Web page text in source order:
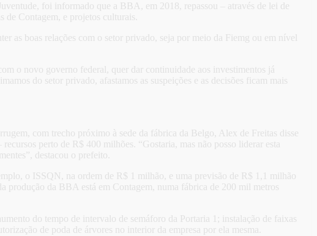
foi informado que a BBA, em 2018, repassou – através de lei de
de Contagem, e projetos culturais.
as boas relações com o setor privado, seja por meio da Fiemg ou em nível
o novo governo federal, quer dar continuidade aos investimentos já
do setor privado, afastamos as suspeições e as decisões ficam mais
com trecho próximo à sede da fábrica da Belgo, Alex de Freitas disse
perto de R$ 400 milhões. “Gostaria, mas não posso liderar esta
destacou o prefeito.
o ISSQN, na ordem de R$ 1 milhão, e uma previsão de R$ 1,1 milhão
produção da BBA está em Contagem, numa fábrica de 200 mil metros
do tempo de intervalo de semáforo da Portaria 1; instalação de faixas
de poda de árvores no interior da empresa por ela mesma.